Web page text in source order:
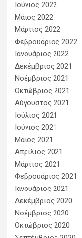
Ιούνιος 2022
Μάιος 2022
Μάρτιος 2022
Φεβρουάριος 2022
Ιανουάριος 2022
Δεκέμβριος 2021
Νοέμβριος 2021
Οκτώβριος 2021
Αύγουστος 2021
Ιούλιος 2021
Ιούνιος 2021
Μάιος 2021
Απρίλιος 2021
Μάρτιος 2021
Φεβρουάριος 2021
Ιανουάριος 2021
Δεκέμβριος 2020
Νοέμβριος 2020
Οκτώβριος 2020